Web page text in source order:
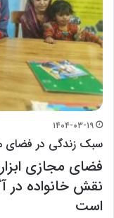
۱۴۰۴-۰۳-۱۹
سبک زندگی در فضای
فضای مجازی
نقش خانواده در
است